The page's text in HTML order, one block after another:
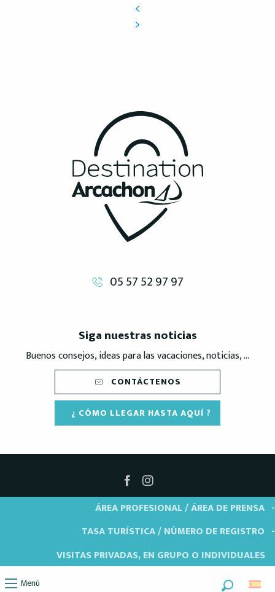
Menú
05 57 52 97 97
Siga nuestras noticias
Buenos consejos, ideas para las vacaciones, noticias, ...
CONTÁCTENOS
¿ CÓMO LLEGAR HASTA AQUÍ ?
ÁREA PROFESIONAL / ÁREA DE PRENSA
TASA TURÍSTICA / NÚMERO DE REGISTRO
VISITAS PRIVADAS, EN GRUPO O INDIVIDUALES